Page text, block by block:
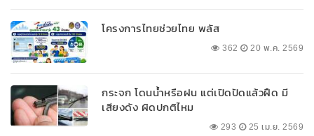
โครงการไทยช่วยไทย พลัส
362 20 พ.ค. 2569
กระจก โดนน้ำหรือฝน แต่เปิดปัดแล้วฝืด มี
เสียงดัง ผิดปกติไหม
293 25 เม.ย. 2569